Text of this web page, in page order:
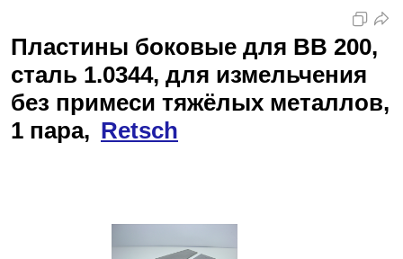
Библиотека
Сравнение
Пластины боковые для BB 200,
сталь 1.0344, для измельчения
без примеси тяжёлых металлов,
1 пара, Retsch